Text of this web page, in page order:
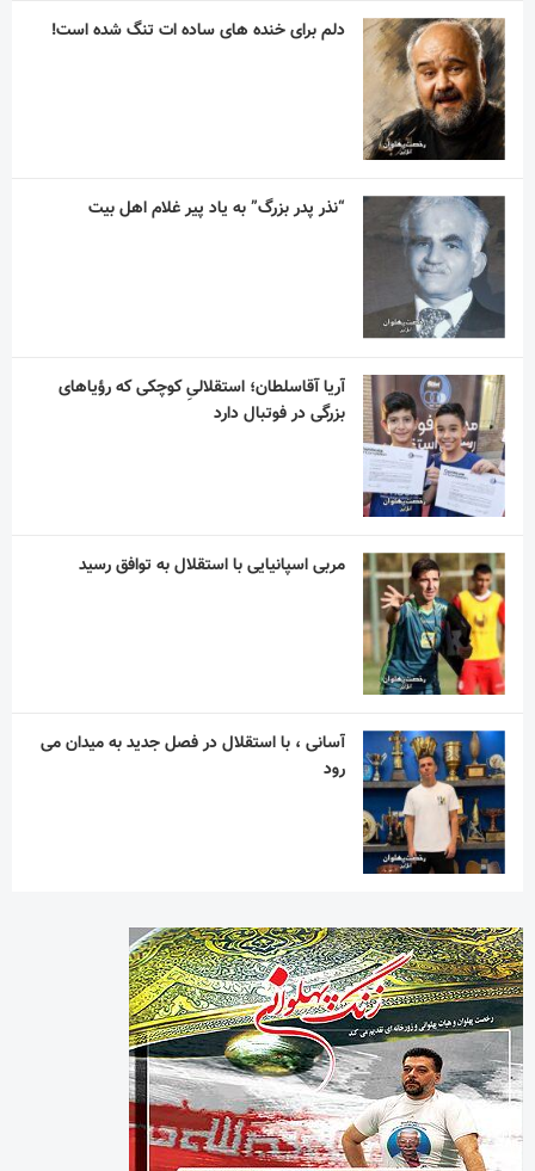
دلم برای خنده های ساده ات تنگ شده است!
“نذر پدر بزرگ” به یاد پیر غلام اهل بیت
آریا آقاسلطان؛ استقلالیِ کوچکی که رؤیاهای
بزرگی در فوتبال دارد
مربی اسپانیایی با استقلال به توافق رسید
آسانی ، با استقلال در فصل جدید به میدان می
رود